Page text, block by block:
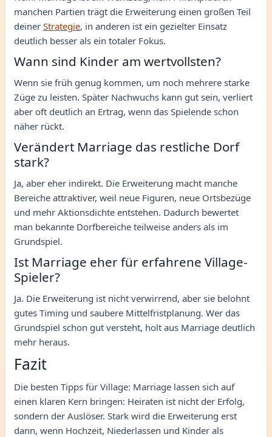
manchen Partien trägt die Erweiterung einen großen Teil
deiner Strategie, in anderen ist ein gezielter Einsatz
deutlich besser als ein totaler Fokus.
Wann sind Kinder am wertvollsten?
Wenn sie früh genug kommen, um noch mehrere starke
Züge zu leisten. Später Nachwuchs kann gut sein, verliert
aber oft deutlich an Ertrag, wenn das Spielende schon
näher rückt.
Verändert Marriage das restliche Dorf
stark?
Ja, aber eher indirekt. Die Erweiterung macht manche
Bereiche attraktiver, weil neue Figuren, neue Ortsbezüge
und mehr Aktionsdichte entstehen. Dadurch bewertet
man bekannte Dorfbereiche teilweise anders als im
Grundspiel.
Ist Marriage eher für erfahrene Village-
Spieler?
Ja. Die Erweiterung ist nicht verwirrend, aber sie belohnt
gutes Timing und saubere Mittelfristplanung. Wer das
Grundspiel schon gut versteht, holt aus Marriage deutlich
mehr heraus.
Fazit
Die besten Tipps für Village: Marriage lassen sich auf
einen klaren Kern bringen: Heiraten ist nicht der Erfolg,
sondern der Auslöser. Stark wird die Erweiterung erst
dann, wenn Hochzeit, Niederlassen und Kinder als